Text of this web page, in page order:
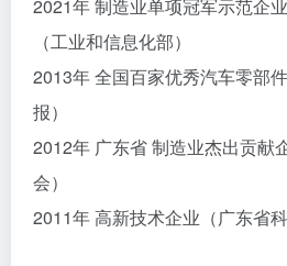
2021年 制造业单项冠军示范企
（工业和信息化部）
2013年 全国百家优秀汽车零部
报）
2012年 广东省 制造业杰出贡献
会）
2011年 高新技术企业（广东省科